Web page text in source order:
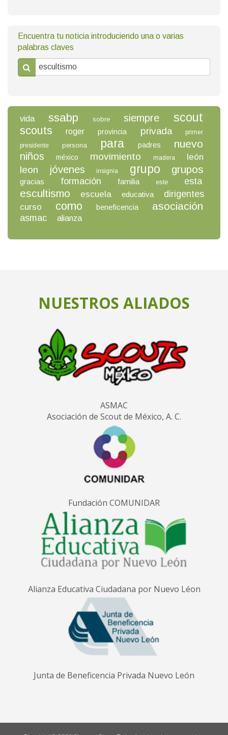
Encuentra tu noticia introduciendo una o varias
palabras claves
vida ssabp sobre siempre scout
scouts roger provincia privada
primer
presidente
persona para padres nuevo
niños méxico movimiento madera león
leon jóvenes insignia grupo grupos
gracias formación familia este esta
escultismo escuela educativa dirigentes
curso como beneficencia asociación
asmac alianza
NUESTROS ALIADOS
ASMAC
Asociación de Scout de México, A. C.
Fundación COMUNIDAR
Alianza Educativa Ciudadana por Nuevo Léon
Junta de Beneficencia Privada Nuevo León